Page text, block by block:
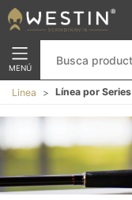
MENÚ
Linea Línea por Series